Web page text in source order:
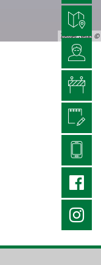
Treffler;Sepp